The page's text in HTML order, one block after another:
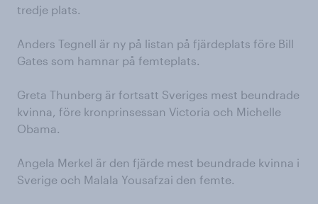
tredje plats.
Anders Tegnell är ny på listan på fjärdeplats före Bill
Gates som hamnar på femteplats.
Greta Thunberg är fortsatt Sveriges mest beundrade
kvinna, före kronprinsessan Victoria och Michelle
Obama.
Angela Merkel är den fjärde mest beundrade kvinna i
Sverige och Malala Yousafzai den femte.